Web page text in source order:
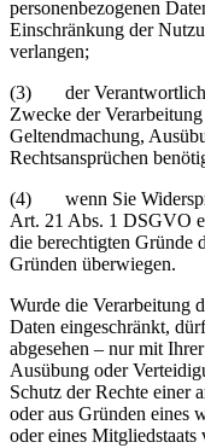
personenbezogenen
Einschränkung der
verlangen;
(3) der Verantwortliche
Zwecke der
Geltendmachung,
Rechtsansprüchen
(4) wenn Sie
Art. 21 Abs. 1 DSGVO
die berechtigten Gründe
Gründen überwiegen.
Wurde die Verarbeitung
Daten eingeschränkt,
abgesehen – nur mit
Ausübung oder
Schutz der Rechte einer
oder aus Gründen eines
oder eines Mitgliedstaats